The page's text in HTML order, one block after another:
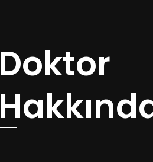
Doktor